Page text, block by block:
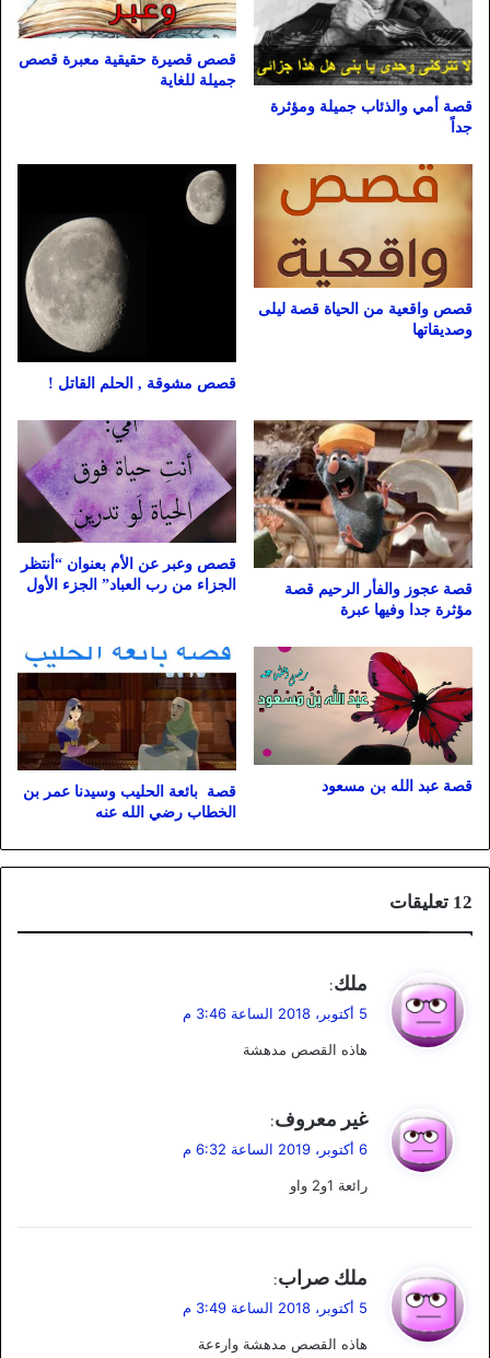
قصة أمي والذئاب جميلة ومؤثرة
جداً
قصص قصيرة حقيقية معبرة قصص
جميلة للغاية
قصص واقعية من الحياة قصة ليلى
وصديقاتها
قصص مشوقة , الحلم القاتل !
قصة عجوز والفأر الرحيم قصة
مؤثرة جدا وفيها عبرة
قصص وعبر عن الأم بعنوان “أنتظر
الجزاء من رب العباد” الجزء الأول
قصة عبد الله بن مسعود
قصة بائعة الحليب وسيدنا عمر بن
الخطاب رضي الله عنه
‫12 تعليقات
ل
ملك:
5 أكتوبر، 2018 الساعة 3:46 م
هاذه القصص مدهشة
ي
ل
غير معروف:
6 أكتوبر، 2019 الساعة 6:32 م
رائعة 1و2 واو
ل
ملك صراب:
5 أكتوبر، 2018 الساعة 3:49 م
هاذه القصص مدهشة وارءعة